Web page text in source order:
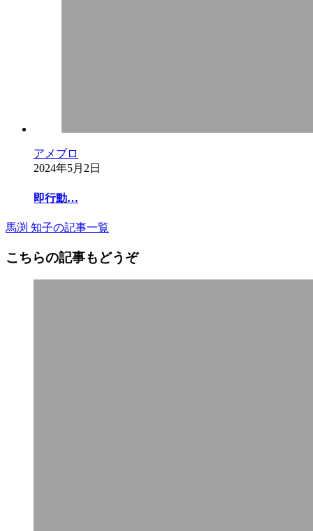
アメブロ
2024年5月2日
即行動…
馬渕 知子の記事一覧
こちらの記事もどうぞ